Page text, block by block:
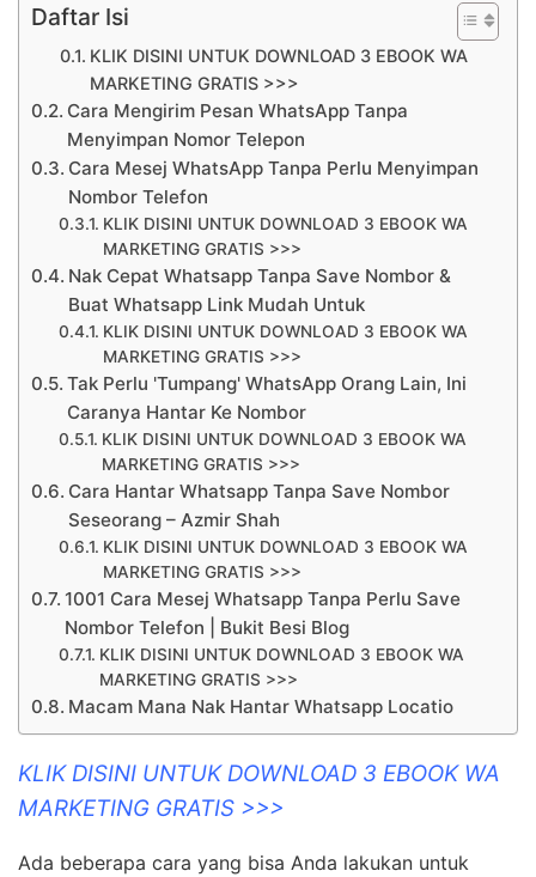
Daftar Isi
KLIK DISINI UNTUK DOWNLOAD 3 EBOOK WA
MARKETING GRATIS >>>
Cara Mengirim Pesan WhatsApp Tanpa
Menyimpan Nomor Telepon
Cara Mesej WhatsApp Tanpa Perlu Menyimpan
Nombor Telefon
KLIK DISINI UNTUK DOWNLOAD 3 EBOOK WA
MARKETING GRATIS >>>
Nak Cepat Whatsapp Tanpa Save Nombor &
Buat Whatsapp Link Mudah Untuk
KLIK DISINI UNTUK DOWNLOAD 3 EBOOK WA
MARKETING GRATIS >>>
Tak Perlu 'Tumpang' WhatsApp Orang Lain, Ini
Caranya Hantar Ke Nombor
KLIK DISINI UNTUK DOWNLOAD 3 EBOOK WA
MARKETING GRATIS >>>
Cara Hantar Whatsapp Tanpa Save Nombor
Seseorang – Azmir Shah
KLIK DISINI UNTUK DOWNLOAD 3 EBOOK WA
MARKETING GRATIS >>>
1001 Cara Mesej Whatsapp Tanpa Perlu Save
Nombor Telefon | Bukit Besi Blog
KLIK DISINI UNTUK DOWNLOAD 3 EBOOK WA
MARKETING GRATIS >>>
Macam Mana Nak Hantar Whatsapp Locatio
KLIK DISINI UNTUK DOWNLOAD 3 EBOOK WA
MARKETING GRATIS >>>
Ada beberapa cara yang bisa Anda lakukan untuk